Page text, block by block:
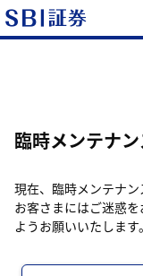
臨時メンテナ
現在、臨時メンテナン
お客さまにはご迷惑
ようお願いいたします。